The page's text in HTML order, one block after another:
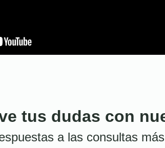
tus dudas con
a las consultas